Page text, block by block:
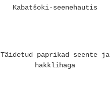
Kabatšoki-seenehautis
Täidetud paprikad seente ja
hakklihaga